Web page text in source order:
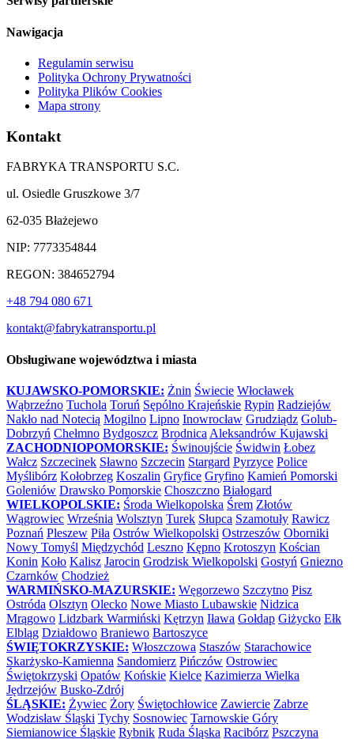
Nawigacja
Regulamin serwisu
Polityka Ochrony Prywatności
Polityka Plików Cookies
Mapa strony
Kontakt
FABRYKA TRANSPORTU S.C.
ul. Osiedle Gruszkowe 3/7
62-035 Błażejewo
NIP: 7773354844
REGON: 384652794
+48 794 080 671
kontakt@fabrykatransportu.pl
Obsługiwane województwa i miasta
KUJAWSKO-POMORSKIE: Żnin Świecie Włocławek
Wąbrzeźno Tuchola Toruń Sępólno Krajeńskie Rypin Radziejów
Nakło nad Notecią Mogilno Lipno Inowrocław Grudziądz Golub-
Dobrzyń Chełmno Bydgoszcz Brodnica Aleksandrów Kujawski
ZACHODNIOPOMORSKIE: Świnoujście Świdwin Łobez
Wałcz Szczecinek Sławno Szczecin Stargard Pyrzyce Police
Myślibórz Kołobrzeg Koszalin Gryfice Gryfino Kamień Pomorski
Goleniów Drawsko Pomorskie Choszczno Białogard
WIELKOPOLSKIE: Środa Wielkopolska Śrem Złotów
Wągrowiec Września Wolsztyn Turek Słupca Szamotuły Rawicz
Poznań Pleszew Piła Ostrów Wielkopolski Ostrzeszów Oborniki
Nowy Tomyśl Międzychód Leszno Kępno Krotoszyn Kościan
Konin Koło Kalisz Jarocin Grodzisk Wielkopolski Gostyń Gniezno
Czarnków Chodzież
WARMIŃSKO-MAZURSKIE: Węgorzewo Szczytno Pisz
Ostróda Olsztyn Olecko Nowe Miasto Lubawskie Nidzica
Mrągowo Lidzbark Warmiński Kętrzyn Iława Gołdap Giżycko Ełk
Elbląg Działdowo Braniewo Bartoszyce
ŚWIĘTOKRZYSKIE: Włoszczowa Staszów Starachowice
Skarżysko-Kamienna Sandomierz Pińczów Ostrowiec
Świętokrzyski Opatów Końskie Kielce Kazimierza Wielka
Jędrzejów Busko-Zdrój
ŚLĄSKIE: Żywiec Żory Świętochłowice Zawiercie Zabrze
Wodzisław Śląski Tychy Sosnowiec Tarnowskie Góry
Siemianowice Śląskie Rybnik Ruda Śląska Racibórz Pszczyna